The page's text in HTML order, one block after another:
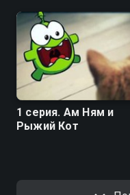
верными друзьями!
«Раскраски» можно
Посмотреть онлайн
можете совершенно
качестве на hophop.tv
1 серия. Ам Ням и
Рыжий Кот